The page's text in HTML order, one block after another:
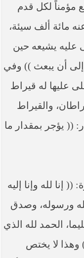
لكل قدم
مائة ألف سيئة،
عليه يشيعه حين
أن يبعث )) وفي
عليها له قيراط
والقيراط
(( يؤجر بمقدار ما
إنا لله وإنا إليه
ورسوله، وصدق
الحمد لله الذي
وهذا لا يختص